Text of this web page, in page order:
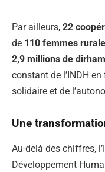
Par ailleurs, 22
de 110 femmes
2,9 millions de
constant de l’INDH
solidaire et de
Une
Au-delà des chiffres,
Développement